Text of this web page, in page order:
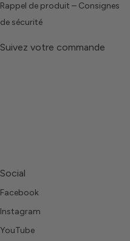
Rappel de produit – Consignes
de sécurité
Suivez votre commande
Social
Facebook
Instagram
YouTube